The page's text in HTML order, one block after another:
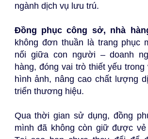
ngành dịch vụ lưu trú.
Đồng phục công sở, nhà
không đơn thuần là trang phục
nối giữa con người – doanh
hàng, đóng vai trò thiết yếu
hình ảnh, nâng cao chất lượng
triển thương hiệu.
Qua thời gian sử dụng, đồng
mình đã không còn giữ được vẻ